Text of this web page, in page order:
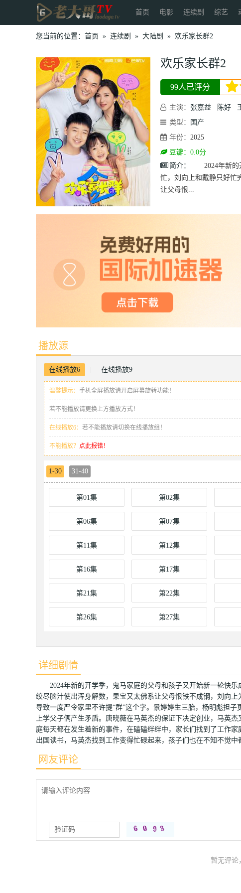
首页 电影 连续剧 综艺
您当前的位置： 首页 » 连续剧 » 大陆剧 » 欢乐家长群2
欢乐家长群2
99人已评分
主演： 张嘉益 陈好
类型：
国产
年份： 2025
豆瓣：0.0分
简介：
2024年新的开
忙，刘向上和戴静只好忙
让父母恨...
播放源
在线播放6 在线播放9
温馨提示： 手机全屏播放请开启屏幕旋转功能！
若不能播放请更换上方播放方式！
在线播放6： 若不能播放请切换在线播放组！
不能播放？ 点此报错！
1-30 31-40
第01集 第02集
第06集 第07集
第11集 第12集
第16集 第17集
第21集 第22集
第26集 第27集
详细剧情
2024年新的开学季，鬼马家庭的父母和孩子又开始新一轮快乐
绞尽脑汁使出浑身解数，果宝又太佛系让父母恨铁不成钢，刘向
导致一度严令家里不许提“群”这个字。景婷婷生三胎，杨明彪担
上学父子俩产生矛盾。唐晓薇在马英杰的保证下决定创业，马英
庭每天都在发生着新的事件，在磕磕绊绊中，家长们找到了工作
出国读书，马英杰找到工作变得忙碌起来，孩子们也在不知不觉中
网友评论
暂无评论